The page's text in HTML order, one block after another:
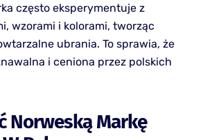
często eksperymentuje z
wzorami i kolorami, tworząc
ubrania. To sprawia, że
i ceniona przez polskich
Norweską Markę